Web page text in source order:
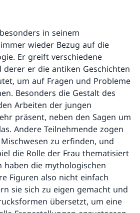
in seinem
wieder Bezug auf die
Er greift verschiedene
derer er die antiken Geschichten
um auf Fragen und Probleme
Besonders die Gestalt des
Arbeiten der jungen
präsent, neben den Sagen um
Andere Teilnehmende zogen
zu erfinden, und
die Rolle der Frau thematisiert
haben die mythologischen
Figuren also nicht einfach
sie sich zu eigen gemacht und
übersetzt, um eine